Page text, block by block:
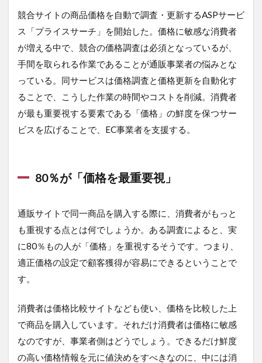
競合サイトの商品価格を自動で調査・更新するASPサービ
ス「プライスサーチ」を開始した。価格に敏感な消費者
が増える中で、競合の価格調査は必須となっているが、
手間を取られる作業であることが通販事業者の悩みとな
っている。同サービスは価格調査と価格更新を自動化す
ることで、こうした作業の時間やコストを削減。消費者
が最も重要視する要素である「価格」の鮮度を保つサー
ビスを広げることで、EC事業者を支援する。
80％が「価格を最重要視」
通販サイトで同一商品を購入する際に、消費者がもっと
も重視する点とは何でしょうか。ある調査によると、実
に80％もの人が「価格」を重視するそうです。つまり、
適正価格の設定で顧客獲得が容易にできるということで
す。
消費者は価格比較サイトなども使い、価格を比較した上
で商品を購入しています。それだけ消費者は価格に敏感
なのですが、事業者側はどうでしょう。できるだけ鮮度
の高い価格情報を元に値決めをすべきなのに、中には消